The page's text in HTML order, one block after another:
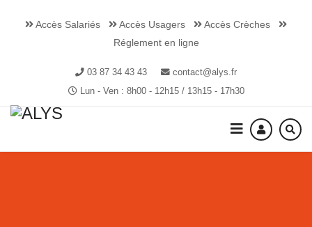
Accès Salariés Accès Usagers
Accès Crèches
Réglement en ligne
03 87 34 43 43
contact@alys.fr
Lun - Ven : 8h00 - 12h15 / 13h15 - 17h30